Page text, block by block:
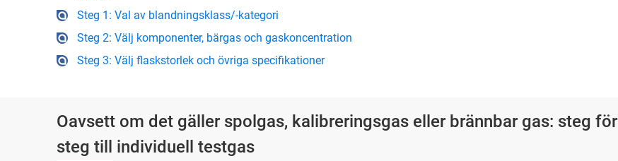
Steg 1: Val av blandningsklass/-kategori
Steg 2: Välj komponenter, bärgas och gaskoncentration
Steg 3: Välj flaskstorlek och övriga specifikationer
Oavsett om det gäller spolgas, kalibreringsgas eller brännbar gas: steg för
steg till individuell testgas